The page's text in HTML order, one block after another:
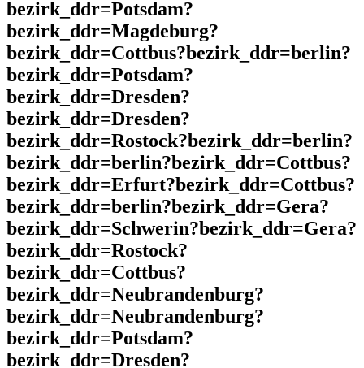
bezirk_ddr=Potsdam?
bezirk_ddr=Magdeburg?
bezirk_ddr=Cottbus?bezirk_ddr=berlin?
bezirk_ddr=Potsdam?
bezirk_ddr=Dresden?
bezirk_ddr=Dresden?
bezirk_ddr=Rostock?bezirk_ddr=berlin?
bezirk_ddr=berlin?bezirk_ddr=Cottbus?
bezirk_ddr=Erfurt?bezirk_ddr=Cottbus?
bezirk_ddr=berlin?bezirk_ddr=Gera?
bezirk_ddr=Schwerin?bezirk_ddr=Gera?
bezirk_ddr=Rostock?
bezirk_ddr=Cottbus?
bezirk_ddr=Neubrandenburg?
bezirk_ddr=Neubrandenburg?
bezirk_ddr=Potsdam?
bezirk_ddr=Dresden?